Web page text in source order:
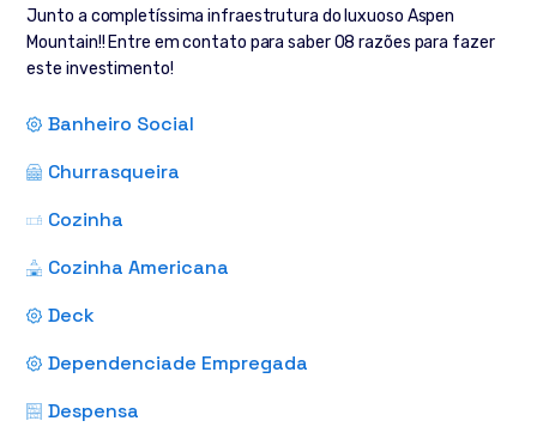
Junto a completíssima infraestrutura do luxuoso Aspen
Mountain!! Entre em contato para saber 08 razões para fazer
este investimento!
Banheiro Social
Churrasqueira
Cozinha
Cozinha Americana
Deck
Dependenciade Empregada
Despensa